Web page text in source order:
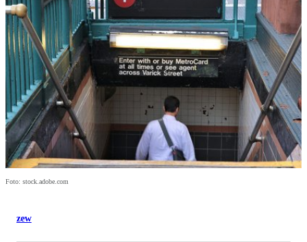
Foto: stock.adobe.com
zew